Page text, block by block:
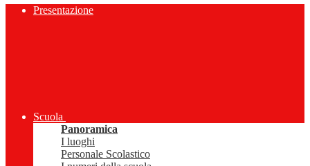
Presentazione
Scuola
Panoramica
I luoghi
Personale Scolastico